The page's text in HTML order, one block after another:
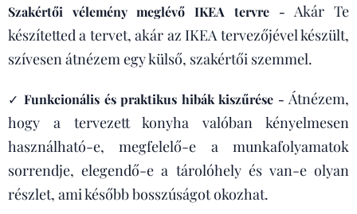
Szakértői vélemény meglévő IKEA tervre - Akár Te
készítetted a tervet, akár az IKEA tervezőjével készült,
szívesen átnézem egy külső, szakértői szemmel.
✓ Funkcionális és praktikus hibák kiszűrése - Átnézem,
hogy a tervezett konyha valóban kényelmesen
használható-e, megfelelő-e a munkafolyamatok
sorrendje, elegendő-e a tárolóhely és van-e olyan
részlet, ami később bosszúságot okozhat.